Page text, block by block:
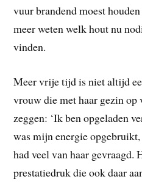
vuur brandend moest
meer weten welk hout nu
vinden.
Meer vrije tijd is niet altijd
vrouw die met haar gezin op
zeggen: ‘Ik ben opgeladen
was mijn energie
had veel van haar gevraagd.
prestatiedruk die ook daar